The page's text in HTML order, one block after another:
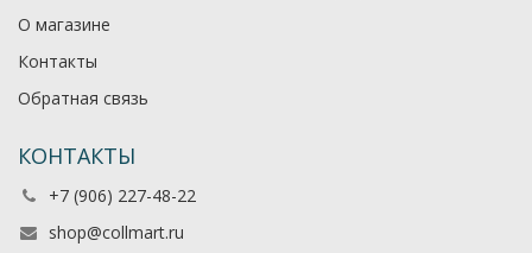
О магазине
Контакты
Обратная связь
КОНТАКТЫ
+7 (906) 227-48-22
shop@collmart.ru